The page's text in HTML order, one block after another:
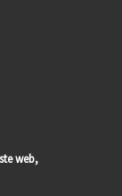
web,